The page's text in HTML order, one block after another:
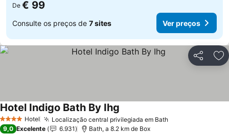
De € 99
Consulte os preços de 7 sites Ver preços
Partilhar
4 EstrelasHotel Localização central privilegiada em Bath
Hotel Indigo Bath By Ihg
9,0 Excelente 6.931 Bath, a 8.2 km de Box